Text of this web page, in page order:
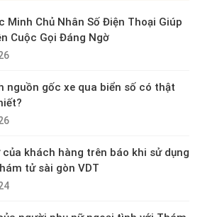
Minh Chủ Nhân Số Điện Thoại Giúp
Cuộc Gọi Đáng Ngờ
nguồn gốc xe qua biển số có thật
của khách hàng trên báo khi sử dụng
tử sài gòn VDT